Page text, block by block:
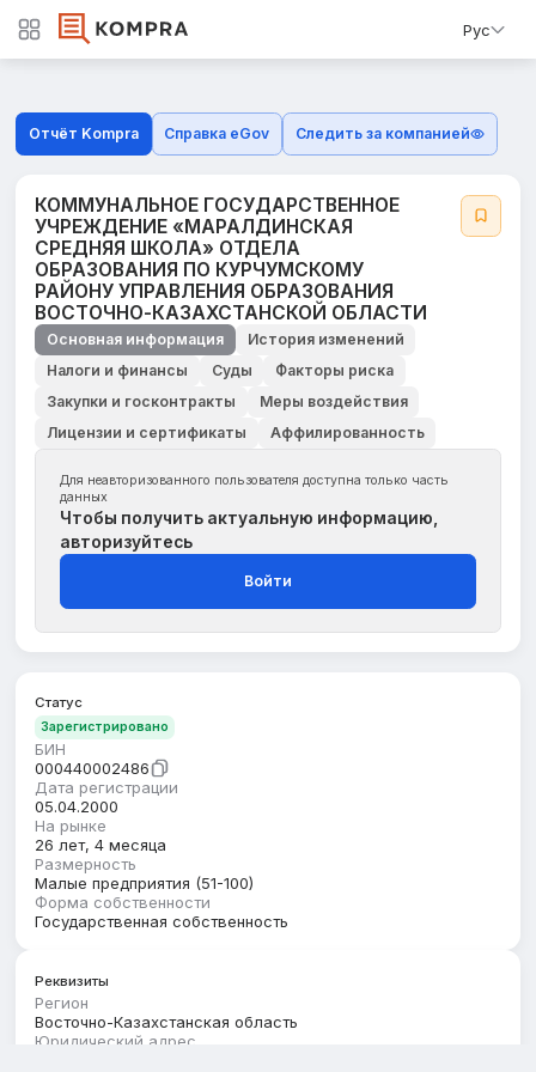
Рус
Отчёт Kompra Справка eGov Следить за компанией
КОММУНАЛЬНОЕ ГОСУДАРСТВЕННОЕ
УЧРЕЖДЕНИЕ «МАРАЛДИНСКАЯ
СРЕДНЯЯ ШКОЛА» ОТДЕЛА
ОБРАЗОВАНИЯ ПО КУРЧУМСКОМУ
РАЙОНУ УПРАВЛЕНИЯ ОБРАЗОВАНИЯ
ВОСТОЧНО-КАЗАХСТАНСКОЙ ОБЛАСТИ
Основная информация
История изменений
Налоги и финансы
Суды
Факторы риска
Закупки и госконтракты
Меры воздействия
Лицензии и сертификаты
Аффилированность
Для неавторизованного пользователя доступна только часть
данных
Чтобы получить актуальную информацию,
авторизуйтесь
Войти
Статус
Зарегистрировано
БИН
000440002486
Дата регистрации
05.04.2000
На рынке
26 лет, 4 месяца
Размерность
Малые предприятия (51-100)
Форма собственности
Государственная собственность
Реквизиты
Регион
Восточно-Казахстанская область
Юридический адрес